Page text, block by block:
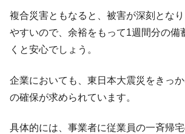
複合災害ともなると、被害が深刻とな
やすいので、余裕をもって1週間分の備
くと安心でしょう。
企業においても、東日本大震災をきっ
の確保が求められています。
具体的には、事業者に従業員の一斉帰